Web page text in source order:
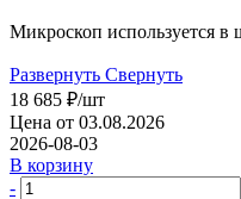
Микроскоп
Развернуть Свернуть
18 685 ₽/шт
Цена от 03.08.2026
2026-08-03
В корзину
-